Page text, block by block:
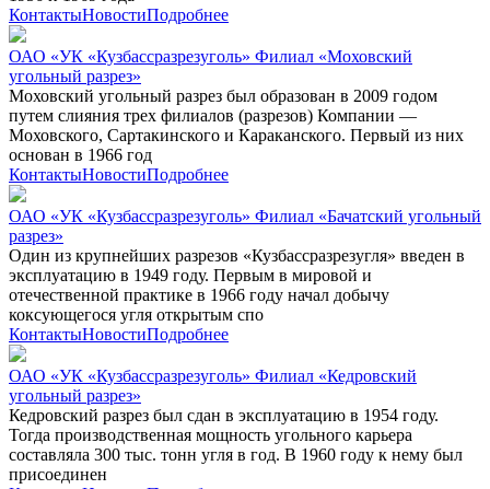
КонтактыНовостиПодробнее
ОАО «УК «Кузбассразрезуголь» Филиал «Моховский
угольный разрез»
Моховский угольный разрез был образован в 2009 годом
путем слияния трех филиалов (разрезов) Компании —
Моховского, Сартакинского и Караканского. Первый из них
основан в 1966 год
КонтактыНовостиПодробнее
ОАО «УК «Кузбассразрезуголь» Филиал «Бачатский угольный
разрез»
Один из крупнейших разрезов «Кузбассразрезугля» введен в
эксплуатацию в 1949 году. Первым в мировой и
отечественной практике в 1966 году начал добычу
коксующегося угля открытым спо
КонтактыНовостиПодробнее
ОАО «УК «Кузбассразрезуголь» Филиал «Кедровский
угольный разрез»
Кедровский разрез был сдан в эксплуатацию в 1954 году.
Тогда производственная мощность угольного карьера
составляла 300 тыс. тонн угля в год. В 1960 году к нему был
присоединен